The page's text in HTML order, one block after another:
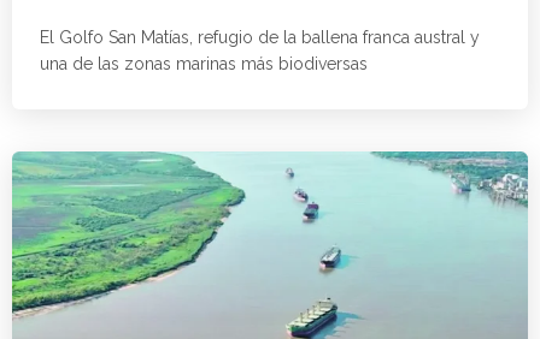
El Golfo San Matías, refugio de la ballena franca austral y
una de las zonas marinas más biodiversas